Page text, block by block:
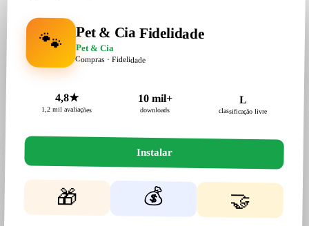
🐾 Pet & Cia Fidelidade
Pet & Cia
Compras · Fidelidade
4,8★
1,2 mil avaliações
10 mil+
downloads
L
classificação livre
Instalar
🎁 💰 🤝